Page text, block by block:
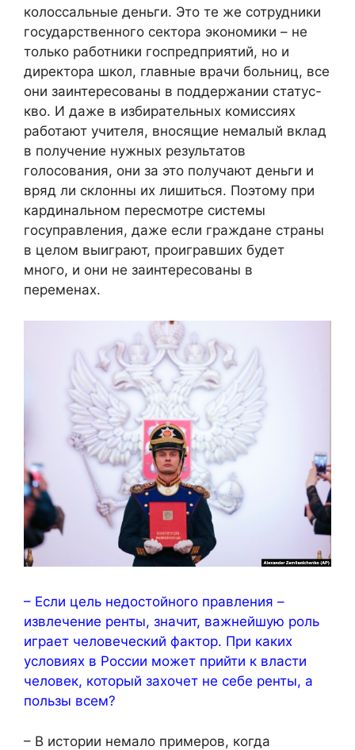
колоссальные деньги. Это те же сотрудники
государственного сектора экономики – не
только работники госпредприятий, но и
директора школ, главные врачи больниц, все
они заинтересованы в поддержании статус-
кво. И даже в избирательных комиссиях
работают учителя, вносящие немалый вклад
в получение нужных результатов
голосования, они за это получают деньги и
вряд ли склонны их лишиться. Поэтому при
кардинальном пересмотре системы
госуправления, даже если граждане страны
в целом выиграют, проигравших будет
много, и они не заинтересованы в
переменах.
– Если цель недостойного правления –
извлечение ренты, значит, важнейшую роль
играет человеческий фактор. При каких
условиях в России может прийти к власти
человек, который захочет не себе ренты, а
пользы всем?
– В истории немало примеров, когда